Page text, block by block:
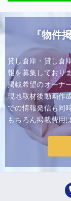
『物件
貸し倉庫・貸し倉
報を募集しており
掲載希望のオーナ
現地取材後動画作
での情報発信も同
もちろん掲載費用